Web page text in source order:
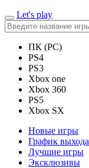
Let's play
ПК (PC)
PS4
PS3
Xbox one
Xbox 360
PS5
Xbox SX
Новые игры
График выхода
Лучшие игры
Эксклюзивы